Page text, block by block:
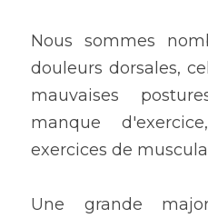
Nous sommes
douleurs dorsales,
mauvaises
manque
exercices de
Une grande